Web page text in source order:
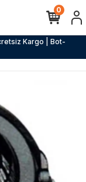
Kargo | Bot-
0